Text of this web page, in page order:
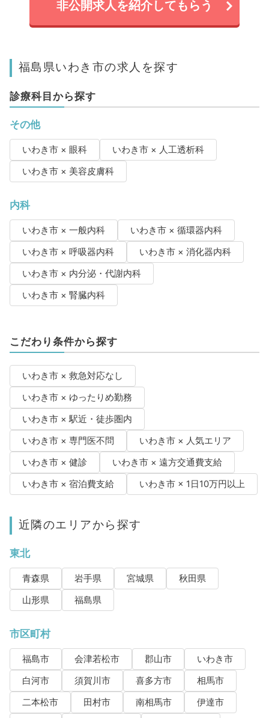
非公開求人を紹介してもらう
福島県いわき市の求人を探す
診療科目から探す
その他
いわき市 × 眼科
いわき市 × 人工透析科
いわき市 × 美容皮膚科
内科
いわき市 × 一般内科
いわき市 × 循環器内科
いわき市 × 呼吸器内科
いわき市 × 消化器内科
いわき市 × 内分泌・代謝内科
いわき市 × 腎臓内科
こだわり条件から探す
いわき市 × 救急対応なし
いわき市 × ゆったりめ勤務
いわき市 × 駅近・徒歩圏内
いわき市 × 専門医不問
いわき市 × 人気エリア
いわき市 × 健診
いわき市 × 遠方交通費支給
いわき市 × 宿泊費支給
いわき市 × 1日10万円以上
近隣のエリアから探す
東北
青森県 岩手県 宮城県
秋田県
山形県
福島県
市区町村
福島市 会津若松市 郡山市
いわき市
白河市
須賀川市 喜多方市
相馬市
二本松市
田村市 南相馬市
伊達市